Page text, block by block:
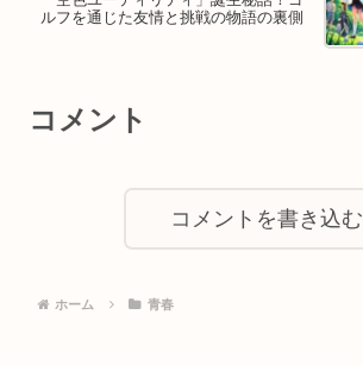
ルフを通じた友情と挑戦の物語の裏側
コメント
コメントを書き込む
ホーム 青春